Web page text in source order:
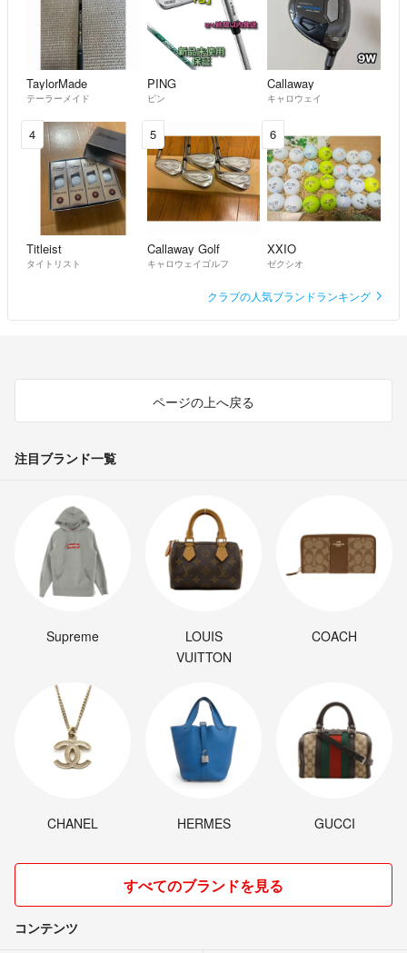
お手数をおかけしますが宜しくお願い致します。
- 4年弱前
ささ様
ご確認します、先程他のサイトで29500で要望がありまして当方とし
ましては手数料の関係でこちらラクマで取引を希望したいので、もし
29500で購入頂ける様であれば貴殿を優先いたしますが如何致しまし
ょうか。6時くらい迄にご返信なければ残念ですが向こうへ販売させ
て頂きます。
- 4年弱前
さすがに1週間以上は専用にはできませんが、こちらは特に急いでい
もし大丈夫でしたら9月19日の週までお待ちいただけたら大変助かり
出張などで不在にしておりまして…
ささ- 4年弱前
購入意思は先述コメントで確認しましたので希望購入日を記載頂けれ
ばそれまでは専用として押さえておきますよ。
出品者 aki- 4年弱前
大丈夫なんですか？
- 4年弱前
解りました、こちらは大丈夫ですが専用にしましょうか？
aki- 4年弱前
購入したいので少しお時間ください！
そうなんですね…
TaylorMade
テーラーメイド
PING
ピン
Callaway
キャロウェイ
4
Titleist
タイトリスト
5
Callaway Golf
キャロウェイゴルフ
6
XXIO
ゼクシオ
クラブの人気ブランドランキング
ページの上へ戻る
注目ブランド一覧
Supreme
LOUIS
VUITTON
COACH
CHANEL HERMES GUCCI
すべてのブランドを見る
コンテンツ